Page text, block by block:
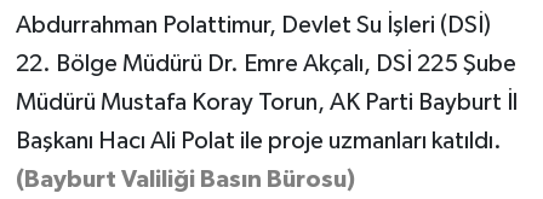
Abdurrahman Polattimur, Devlet Su İşleri (DSİ)
22. Bölge Müdürü Dr. Emre Akçalı, DSİ 225 Şube
Müdürü Mustafa Koray Torun, AK Parti Bayburt İl
Başkanı Hacı Ali Polat ile proje uzmanları katıldı.
(Bayburt Valiliği Basın Bürosu)